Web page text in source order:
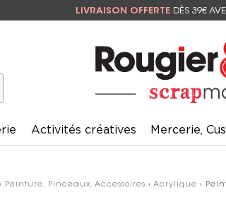
LIVRAISON OFFERTE DÈS 39€
Activités créatives Mercerie,
› Peinture, Pinceaux, Accessoires › Acrylique ›